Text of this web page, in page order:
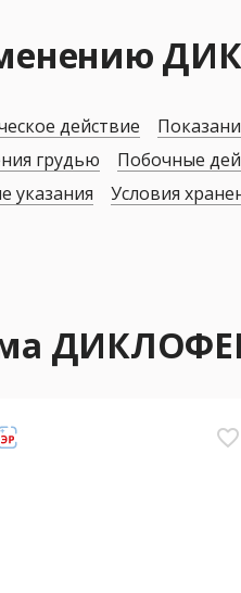
действие
грудью
Побочные
указания Условия
favorite_border